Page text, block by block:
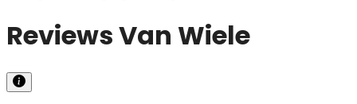
Reviews Van Wiele